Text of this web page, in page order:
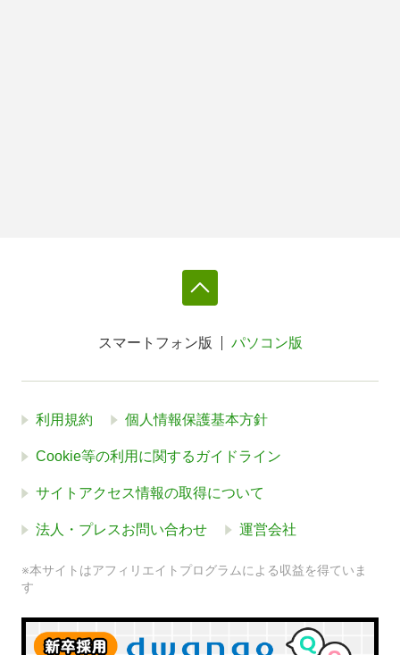
スマートフォン版 パソコン版
利用規約 個人情報保護基本方針
Cookie等の利用に関するガイドライン
サイトアクセス情報の取得について
法人・プレスお問い合わせ 運営会社
※本サイトはアフィリエイトプログラムによる収益を得ていま
す